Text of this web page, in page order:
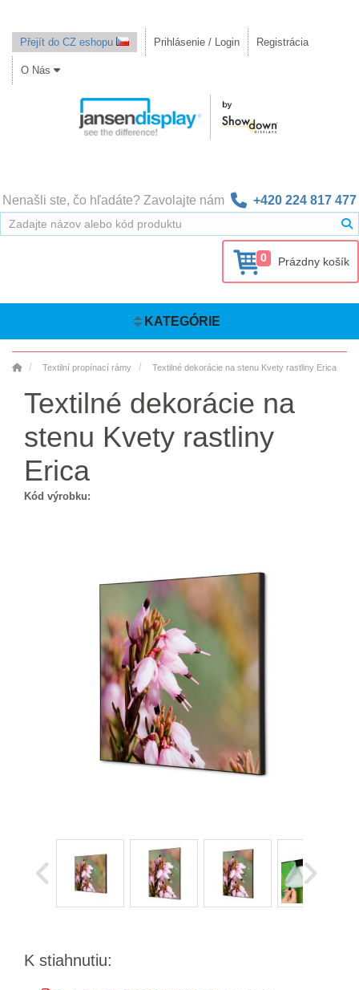
Přejít do CZ eshopu Prihlásenie / Login Registrácia
O Nás
Nenašli ste, čo hľadáte? Zavolajte nám +420 224 817 477
0 Prázdny košík
KATEGÓRIE
Textilní propínací rámy Textilné dekorácie na stenu Kvety rastliny Erica
Textilné dekorácie na
stenu Kvety rastliny
Erica
Kód výrobku:
K stiahnutiu: